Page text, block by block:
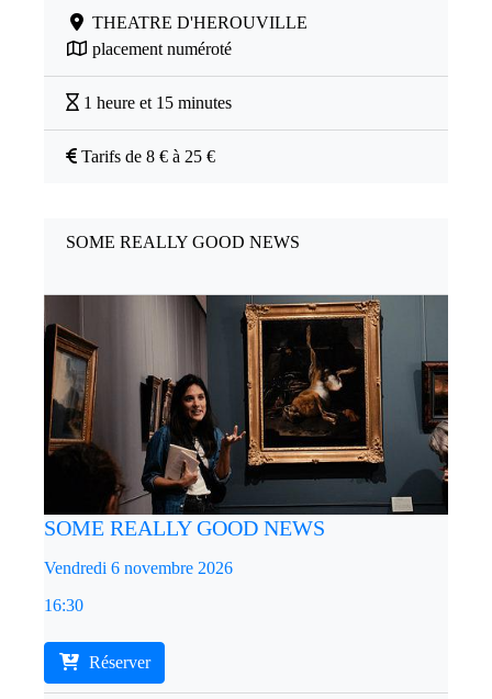
THEATRE D'HEROUVILLE
placement numéroté
1 heure et 15 minutes
Tarifs de 8 € à 25 €
SOME REALLY GOOD NEWS
SOME REALLY GOOD NEWS
Vendredi 6 novembre 2026
16:30
Réserver